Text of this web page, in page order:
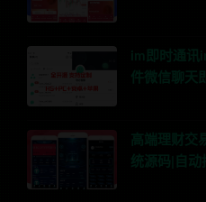
im即时通
件微信聊天
高端理财交
统源码|自动